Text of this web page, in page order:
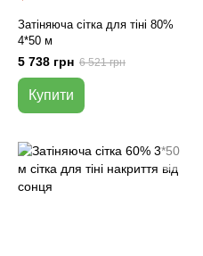
Затіняюча сітка для тіні 80%
4*50 м
5 738 грн 6 521 грн
Купити